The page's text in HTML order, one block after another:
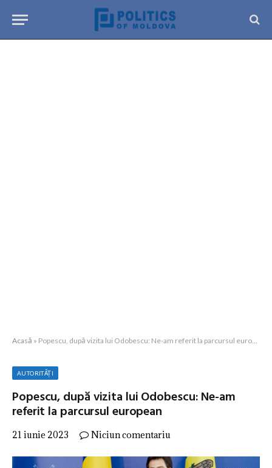
Acasă » Popescu, după vizita lui Odobescu: Ne-am referit la parcursul european
AUTORITĂȚI
Popescu, după vizita lui Odobescu: Ne-am
referit la parcursul european
21 iunie 2023 Niciun comentariu